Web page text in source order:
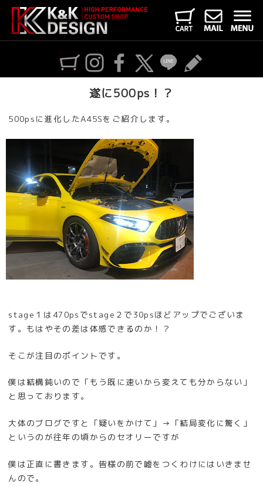
遂に500ps！？
500psに進化したA45Sをご紹介します。
stage１は470psでstage２で30psほどアップでございま
す。もはやその差は体感できるのか！？
そこが注目のポイントです。
僕は結構鈍いので「もう既に速いから変えても分からない」
と思っております。
大体のブログですと「疑いをかけて」→「結局変化に驚く」
というのが往年の頃からのセオリーですが
僕は正直に書きます。皆様の前で嘘をつくわけにはいきませ
んので。